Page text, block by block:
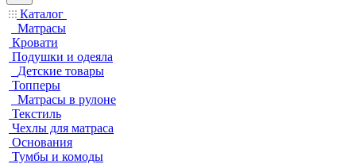
Каталог
Матрасы
Кровати
Подушки и одеяла
Детские товары
Топперы
Матрасы в рулоне
Текстиль
Чехлы для матраса
Основания
Тумбы и комоды